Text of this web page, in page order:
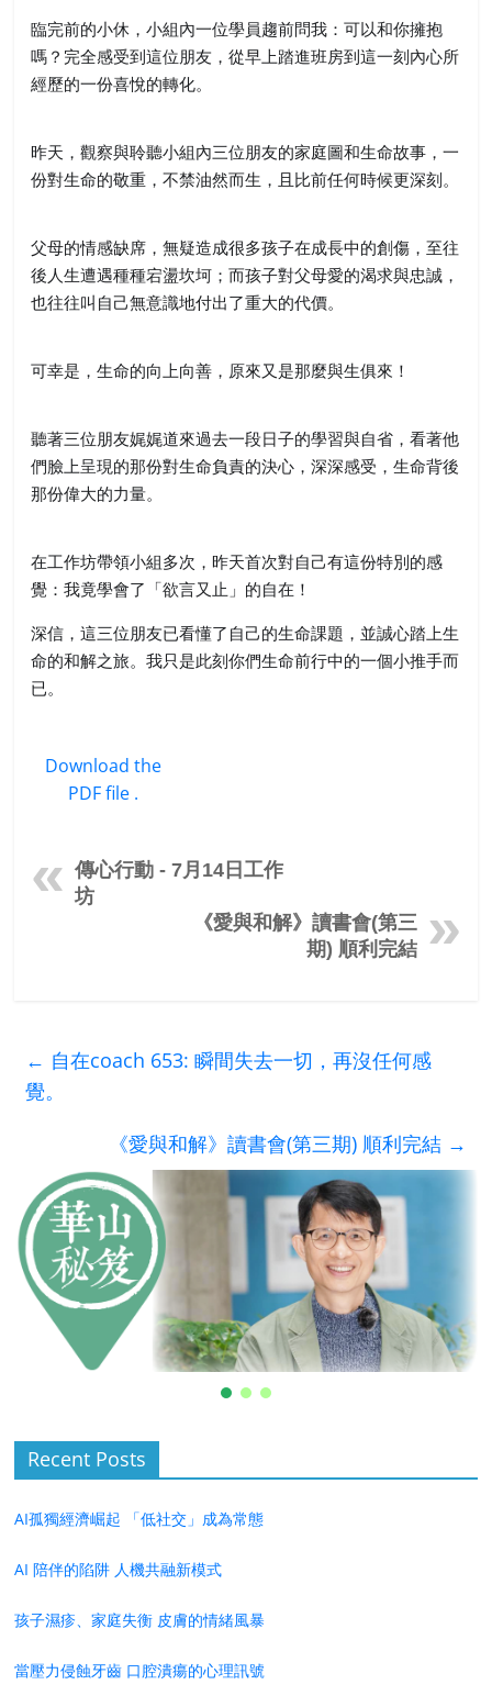
臨完前的小休，小組內一位學員趨前問我：可以和你擁抱
嗎？ 完全感受到這位朋友，從早上踏進班房到這一刻內心所
經歷的一份喜悅的轉化。
昨天，觀察與聆聽小組內三位朋友的家庭圖和生命故事，一
份對生命的敬重，不禁油然而生，且比前任何時候更深刻。
父母的情感缺席，無疑造成很多孩子在成長中的創傷，至往
後人生遭遇種種宕盪坎坷；而孩子對父母愛的渴求與忠誠，
也往往叫自己無意識地付出了重大的代價。
可幸是，生命的向上向善，原來又是那麼與生俱來！
聽著三位朋友娓娓道來過去一段日子的學習與自省，看著他
們臉上呈現的那份對生命負責的決心，深深感受，生命背後
那份偉大的力量。
在工作坊帶領小組多次，昨天首次對自己有這份特別的感
覺：我竟學會了「欲言又止」的自在！
深信，這三位朋友已看懂了自己的生命課題，並誠心踏上生
命的和解之旅。我只是此刻你們生命前行中的一個小推手而
已。
Download the
PDF file .
傳心行動 - 7月14日工作
坊
《愛與和解》讀書會(第三
期) 順利完結
← 自在coach 653: 瞬間失去一切，再沒任何感
覺。
《愛與和解》讀書會(第三期) 順利完結 →
Recent Posts
AI孤獨經濟崛起 「低社交」成為常態
AI 陪伴的陷阱 人機共融新模式
孩子濕疹、家庭失衡 皮膚的情緒風暴
當壓力侵蝕牙齒 口腔潰瘍的心理訊號